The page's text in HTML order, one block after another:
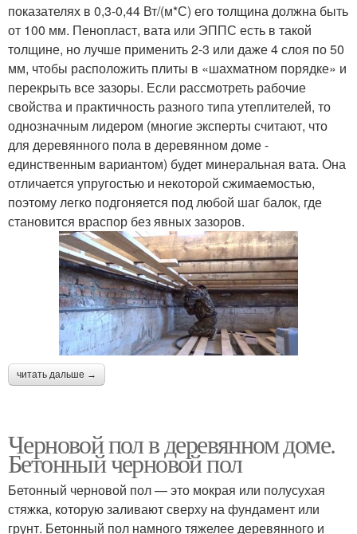
показателях в 0,3-0,44 Вт/(м*С) его толщина должна быть
от 100 мм. Пенопласт, вата или ЭППС есть в такой
толщине, но лучше применить 2-3 или даже 4 слоя по 50
мм, чтобы расположить плиты в «шахматном порядке» и
перекрыть все зазоры. Если рассмотреть рабочие
свойства и практичность разного типа утеплителей, то
однозначным лидером (многие эксперты считают, что
для деревянного пола в деревянном доме -
единственным вариантом) будет минеральная вата. Она
отличается упругостью и некоторой сжимаемостью,
поэтому легко подгоняется под любой шаг балок, где
становится враспор без явных зазоров.
читать дальше →
Черновой пол в деревянном доме.
Бетонный черновой пол
Бетонный черновой пол — это мокрая или полусухая
стяжка, которую заливают сверху на фундамент или
грунт. Бетонный пол намного тяжелее деревянного и